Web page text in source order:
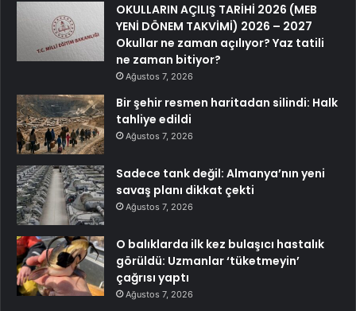
OKULLARIN AÇILIŞ TARİHİ 2026 (MEB
YENİ DÖNEM TAKVİMİ) 2026 – 2027
Okullar ne zaman açılıyor? Yaz tatili
ne zaman bitiyor?
Ağustos 7, 2026
Bir şehir resmen haritadan silindi: Halk
tahliye edildi
Ağustos 7, 2026
Sadece tank değil: Almanya’nın yeni
savaş planı dikkat çekti
Ağustos 7, 2026
O balıklarda ilk kez bulaşıcı hastalık
görüldü: Uzmanlar ‘tüketmeyin’
çağrısı yaptı
Ağustos 7, 2026